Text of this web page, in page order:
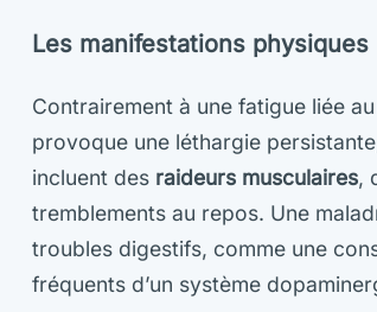
Les manifestations physiques
Contrairement à une fatigue liée
provoque une léthargie
incluent des raideurs musculaires,
tremblements au repos. Une
troubles digestifs, comme une
fréquents d’un système